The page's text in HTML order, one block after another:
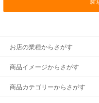
お店の業種からさがす
商品イメージからさがす
商品カテゴリーからさがす